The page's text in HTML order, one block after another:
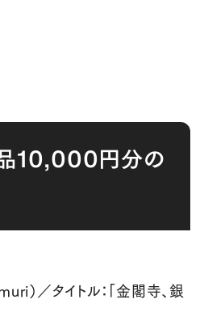
10,000円分の
）／タイトル：「金閣寺、銀